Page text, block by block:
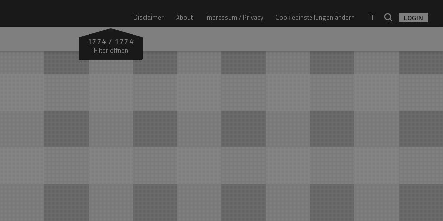
LOGIN
IT
Cookieeinstellungen ändern
Impressum / Privacy
About
Disclaimer
Zone
Alle Zonen
Vinschgau
Bozen Land
Unterland
Eisacktal
Pustertal
Gadertal
Burggrafenamt
Bozen‑Leifers
Überetsch
Wipptal
Gröden
Architektur Preis
Architekt
Alle Architekten
Studio
Alle Studios
1774 / 1774
Filter öffnen